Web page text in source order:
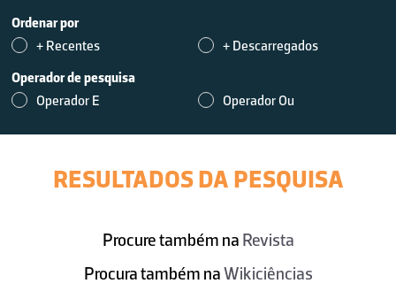
Ordenar por
+ Recentes
+ Descarregados
Operador de pesquisa
Operador E
Operador Ou
RESULTADOS DA PESQUISA
Procure também na Revista
Procura também naWikiciências